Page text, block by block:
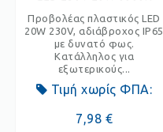
Προβολέας πλαστικός LED
20W 230V, αδιάβροχος IP65
με δυνατό φως.
Κατάλληλος για
εξωτερικούς...
Τιμή χωρίς ΦΠΑ:
7,98 €